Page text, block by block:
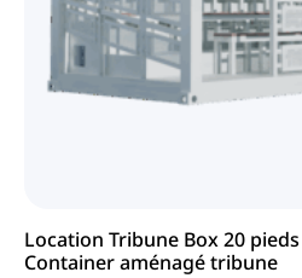
Location Tribune Box 20
Container aménagé tribune